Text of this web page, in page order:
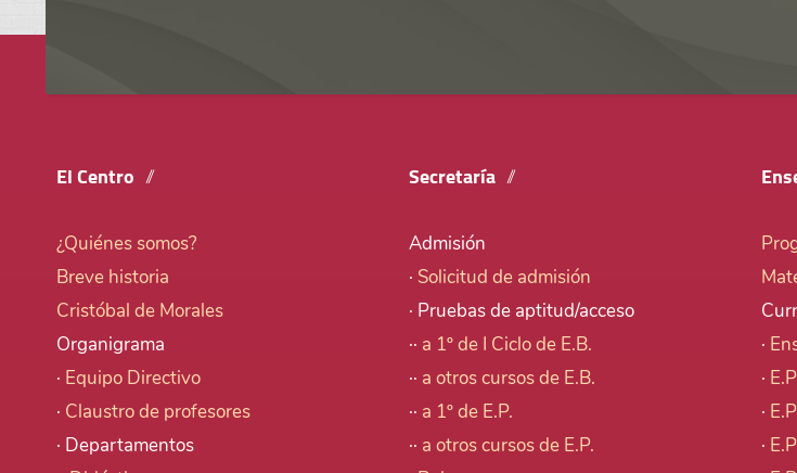
El Centro
¿Quiénes somos?
Breve historia
Cristóbal de Morales
Organigrama
· Equipo Directivo
· Claustro de profesores
· Departamentos
Secretaría
Admisión
· Solicitud de admisión
· Pruebas de aptitud/acceso
·· a 1º de I Ciclo de E.B.
·· a otros cursos de E.B.
·· a 1º de E.P.
·· a otros cursos de E.P.
·
·
·
·